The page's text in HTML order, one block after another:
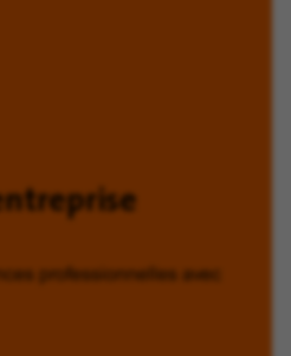
professionnelles avec